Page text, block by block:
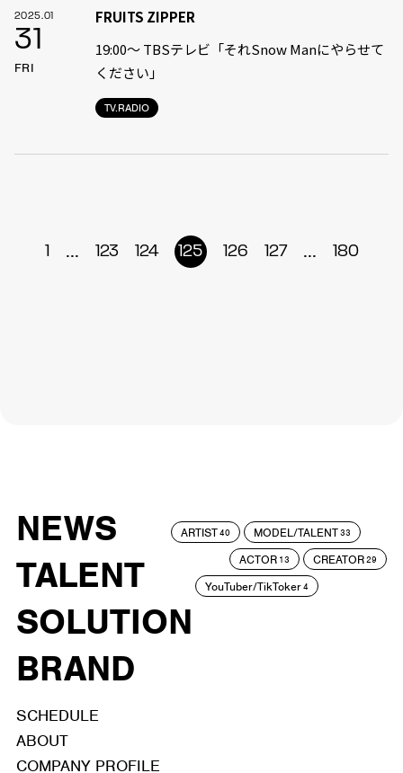
2025.01
31
FRI
TV.RADIO
FRUITS ZIPPER
19:00〜 TBSテレビ「それSnow Manにやらせて
ください」
1 ... 123 124 125 126 127 ... 180
NEWS
TALENT
SOLUTION
BRAND
ARTIST40 MODEL/TALENT33
ACTOR 13 CREATOR29
YouTuber/TikToker4
SCHEDULE
ABOUT
COMPANY PROFILE